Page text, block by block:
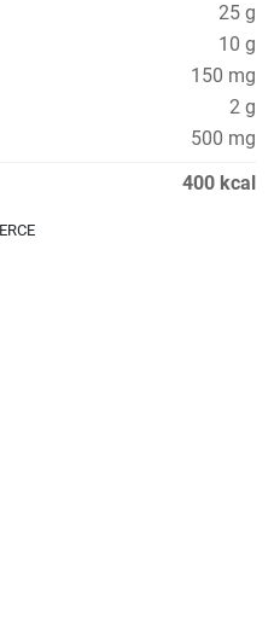
25 g
10 g
150 mg
2 g
500 mg
400 kcal